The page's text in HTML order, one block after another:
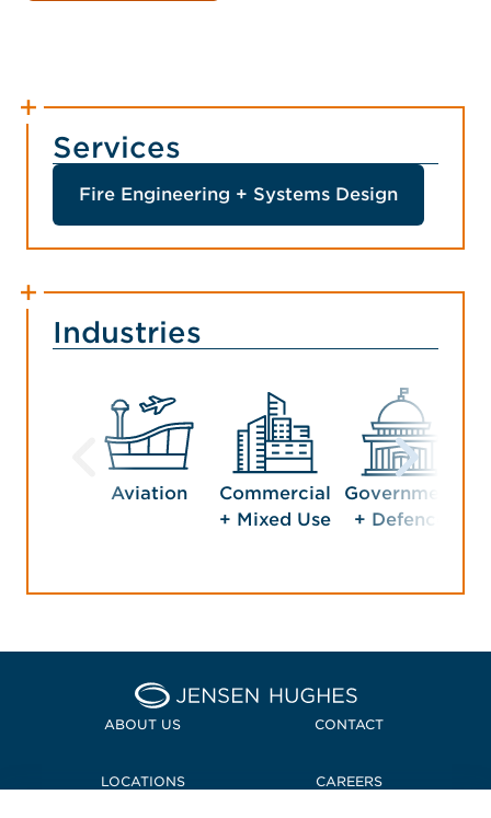
Services
Fire Engineering + Systems Design
Industries
Aviation
Commercial
+ Mixed Use
Government
+ Defence
Home Jensen Hughes
ABOUT US CONTACT
LOCATIONS CAREERS